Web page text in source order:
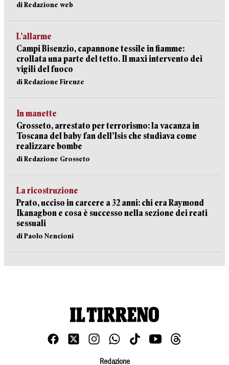
di Redazione web
L’allarme
Campi Bisenzio, capannone tessile in fiamme:
crollata una parte del tetto. Il maxi intervento dei
vigili del fuoco
di Redazione Firenze
In manette
Grosseto, arrestato per terrorismo: la vacanza in
Toscana del baby fan dell’Isis che studiava come
realizzare bombe
di Redazione Grosseto
La ricostruzione
Prato, ucciso in carcere a 32 anni: chi era Raymond
Ikanagbon e cosa è successo nella sezione dei reati
sessuali
di Paolo Nencioni
Redazione